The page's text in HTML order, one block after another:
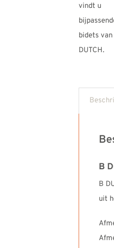
B
B
uit